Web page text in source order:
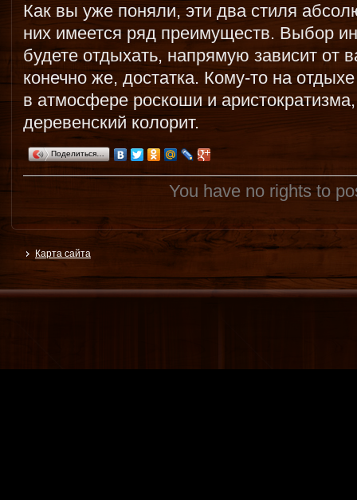
Как вы уже поняли, эти два стиля
них имеется ряд преимуществ. Выбор
будете отдыхать, напрямую зависит от
конечно же, достатка. Кому-то на
в атмосфере роскоши и
деревенский колорит.
Поделиться…
You have no rights to
Карта сайта